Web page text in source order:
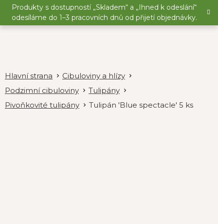
Přejít
obsah
Produkty s dostupností „Skladem“ a „Ihned k odeslání“
odesíláme do 1–3 pracovních dnů od přijetí objednávky.
Cibuloviny a hlízy
Podzimní cibuloviny
Tulipány
Pivoňkovité tulipány
Tulipán 'Blue spectacle' 5 ks